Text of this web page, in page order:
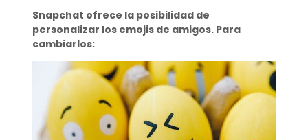
Snapchat ofrece la posibilidad de
personalizar los emojis de amigos. Para
cambiarlos: